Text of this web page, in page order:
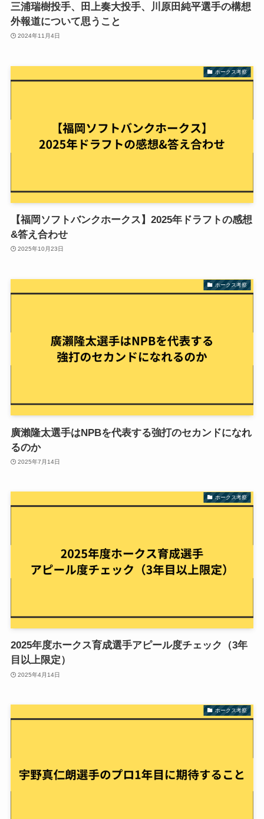
三浦瑞樹投手、田上奏大投手、川原田純平選手の構想
外報道について思うこと
2024年11月4日
ホークス考察
【福岡ソフトバンクホークス】2025年ドラフトの感想
&答え合わせ
2025年10月23日
ホークス考察
廣瀨隆太選手はNPBを代表する強打のセカンドになれ
るのか
2025年7月14日
ホークス考察
2025年度ホークス育成選手アピール度チェック（3年
目以上限定）
2025年4月14日
ホークス考察